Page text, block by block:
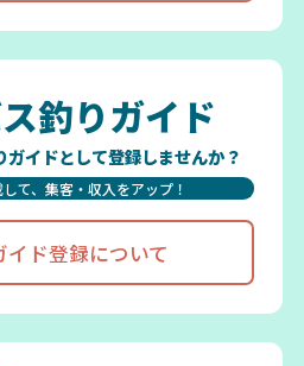
釣りガイド
ガイドとして登録しませんか？
て、集客・収入をアップ！
イド登録について